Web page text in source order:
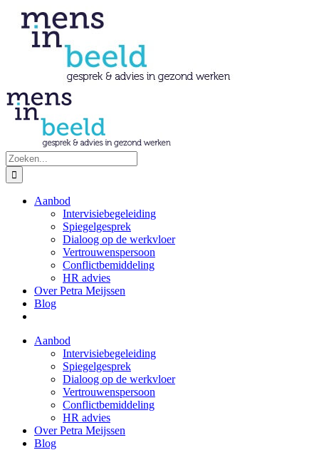
naar
inhoud
Zoeken
naar:
Aanbod
Intervisiebegeleiding
Spiegelgesprek
Dialoog op de werkvloer
Vertrouwenspersoon
Conflictbemiddeling
HR advies
Over Petra Meijssen
Blog
Aanbod
Intervisiebegeleiding
Spiegelgesprek
Dialoog op de werkvloer
Vertrouwenspersoon
Conflictbemiddeling
HR advies
Over Petra Meijssen
Blog